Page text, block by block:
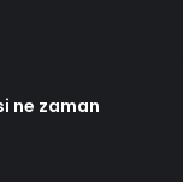
ne zaman